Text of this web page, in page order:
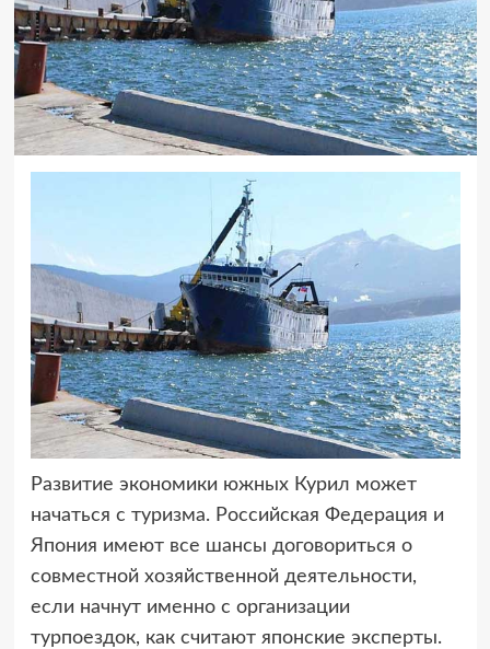
Развитие экономики южных Курил может
начаться с туризма. Российская Федерация и
Япония имеют все шансы договориться о
совместной хозяйственной деятельности,
если начнут именно с организации
турпоездок, как считают японские эксперты.